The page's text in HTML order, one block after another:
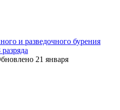
и разведочного бурения
21 января